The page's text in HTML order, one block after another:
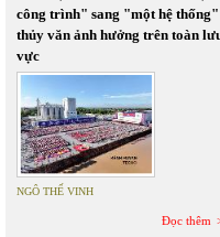
công trình" sang "một hệ thống"
thủy văn ảnh hưởng trên toàn
vực
NGÔ THẾ VINH
Đọc thêm